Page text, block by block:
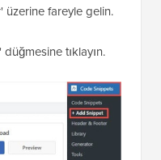
üzerine fareyle gelin.
tıklayın.